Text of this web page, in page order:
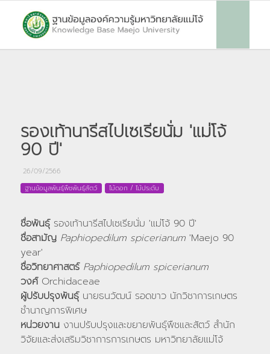
รองเท้านารีสไปเซเรียนั่ม 'แม่โจ้
90 ปี'
26/09/2566
ฐานข้อมูลพันธุ์พืชพันธุ์สัตว์
ไม้ดอก / ไม้ประดับ
ชื่อพันธุ์รองเท้านารีสไปเซเรียนั่ม 'แม่โจ้ 90 ปี'
ชื่อสามัญ Paphiopedilum spicerianum'Maejo 90
year'
ชื่อวิทยาศาสตร์ Paphiopedilum spicerianum
วงศ์Orchidaceae
ผู้ปรับปรุงพันธุ์นายธนวัฒน์ รอดขาว นักวิชาการเกษตร
ชำนาญการพิเศษ
หน่วยงานงานปรับปรุงและขยายพันธุ์พืชและสัตว์ สำนัก
วิจัยและส่งเสริมวิชาการการเกษตร มหาวิทยาลัยแม่โจ้